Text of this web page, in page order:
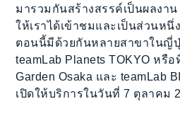
มารวมกันสร้างสรรค์เป็นผลงา
ให้เราได้เข้าชมและเป็นส่วนหนึ่
ตอนนี้มีด้วยกันหลายสาขาในญี่ปุ่
teamLab Planets TOKYO หรือ
Garden Osaka และ teamLab
เปิดให้บริการในวันที่ 7 ตุลาคม